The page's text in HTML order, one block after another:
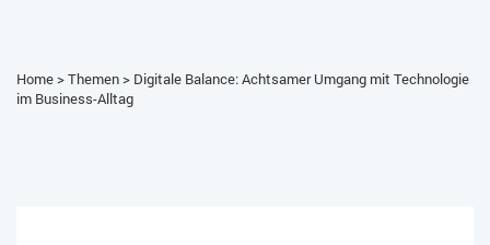
Home>Themen> Digitale Balance: Achtsamer Umgang mit Technologie
im Business-Alltag